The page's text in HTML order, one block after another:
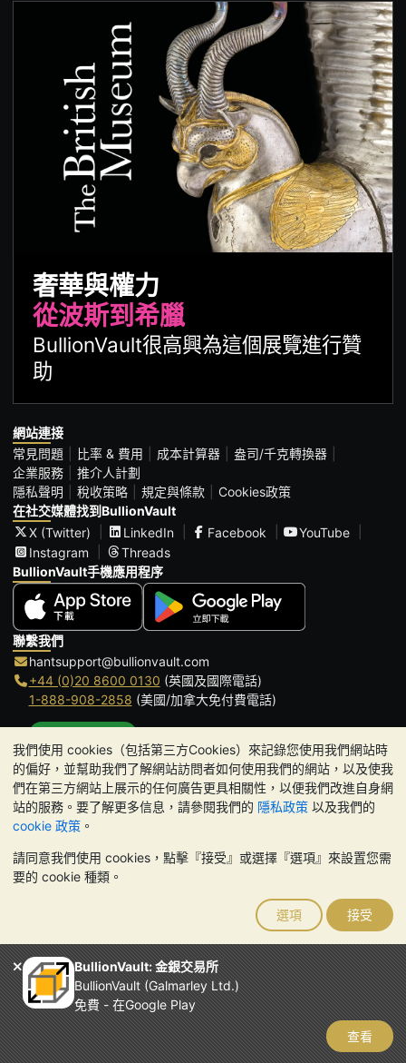
我們使用 cookies（包括第三方Cookies）來記錄您使用我們網站時
的偏好，並幫助我們了解網站訪問者如何使用我們的網站，以及使我
們在第三方網站上展示的任何廣告更具相關性，以便我們改進自身網
站的服務。要了解更多信息，請參閱我們的 隱私政策 以及我們的
cookie 政策 。
請同意我們使用 cookies，點擊『接受』或選擇『選項』來設置您需
要的 cookie 種類。
選項 接受
BullionVault: 金銀交易所
BullionVault (Galmarley Ltd.)
免費 - 在Google Play
查看
奢華與權力
從波斯到希臘
BullionVault很高興為這個展覽進行贊
助
網站連接
常見問題
比率 & 費用 成本計算器
盎司/千克轉換器
企業服務
推介人計劃
隱私聲明
稅收策略 規定與條款
Cookies政策
在社交媒體找到BullionVault
X (Twitter)
LinkedIn Facebook
YouTube
Instagram
Threads
BullionVault手機應用程序
聯繫我們
hantsupport@bullionvault.com
+44 (0)20 8600 0130 (英國及國際電話)
1-888-908-2858 (美國/加拿大免付費電話)
辦公時間:
9am to 8:30pm (英國時間), 周一至周五
Galmarley Ltd T/A BullionVault
3 Shortlands (7th Floor)
London
W6 8DA
貴金屬的價值可能下跌也可能上漲。歷史趨勢不能保證未來
的價格走勢。BullionVault 網站及其任何通訊中的任何內容均不構成
投資建議。您應該考慮尋求專業建議，以確定投資並持有金條是否適
合您。
Galmarley Ltd，以 BullionVault 名義進行交易，在英格蘭和威爾斯
註冊，註冊號碼：4943684
BullionVault Ltd © 2026